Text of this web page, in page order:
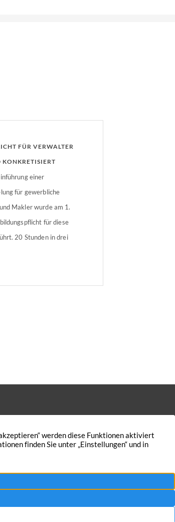
FÜR VERWALTER
einer
für gewerbliche
Makler wurde am 1.
für diese
20 Stunden in drei
Nutzungsbedingungen
Impressum